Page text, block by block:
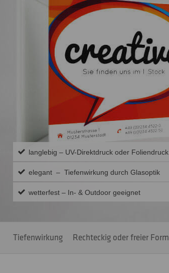
langlebig – UV-Direktdruck oder Foliendruck
elegant – Tiefenwirkung durch Glasoptik
wetterfest – In- & Outdoor geeignet
Tiefenwirkung Rechteckig oder freier